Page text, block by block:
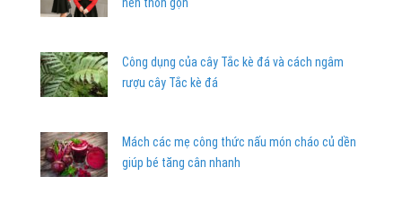
Công dụng của cây Tắc kè đá và cách ngâm
rượu cây Tắc kè đá
Mách các mẹ công thức nấu món cháo củ dền
giúp bé tăng cân nhanh